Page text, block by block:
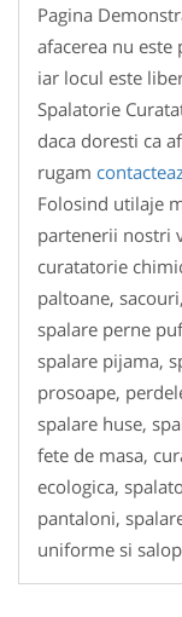
Pagina
afacerea nu este
iar locul este
Spalatorie
daca doresti ca
rugam
Folosind utilaje
partenerii nostri
curatatorie
paltoane,
spalare perne
spalare pijama,
prosoape,
spalare huse,
fete de masa,
ecologica,
pantaloni,
uniforme si